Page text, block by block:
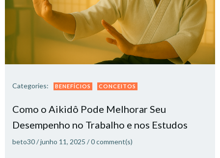
Categories: BENEFÍCIOS CONCEITOS
Como o Aikidô Pode Melhorar Seu
Desempenho no Trabalho e nos Estudos
beto30/junho 11, 2025 /0comment(s)